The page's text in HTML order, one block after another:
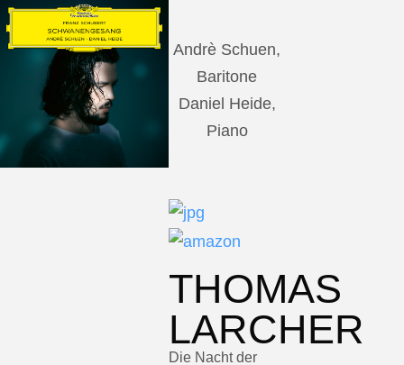
Andrè Schuen,
Baritone
Daniel Heide,
Piano
THOMAS
LARCHER
Die Nacht der